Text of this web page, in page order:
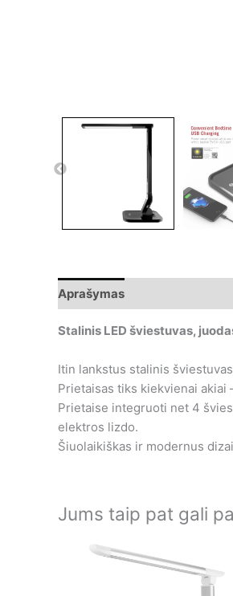
Aprašymas
Stalinis LED šviestuvas,
Itin lankstus stalinis
Prietaisas tiks kiekvienai
Prietaise integruoti net 4
elektros lizdo.
Šiuolaikiškas ir modernus
Jums taip pat gali